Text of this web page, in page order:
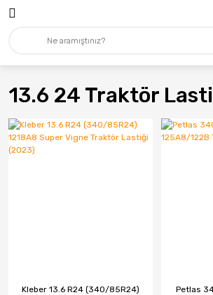
13.6 24 Traktör
Kleber 13.6 R24 (340/85R24)
Petlas